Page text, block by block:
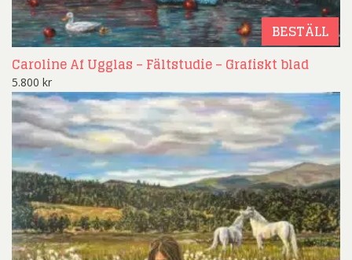
BESTÄLL
Caroline Af Ugglas – Fältstudie – Grafiskt blad
5.800 kr